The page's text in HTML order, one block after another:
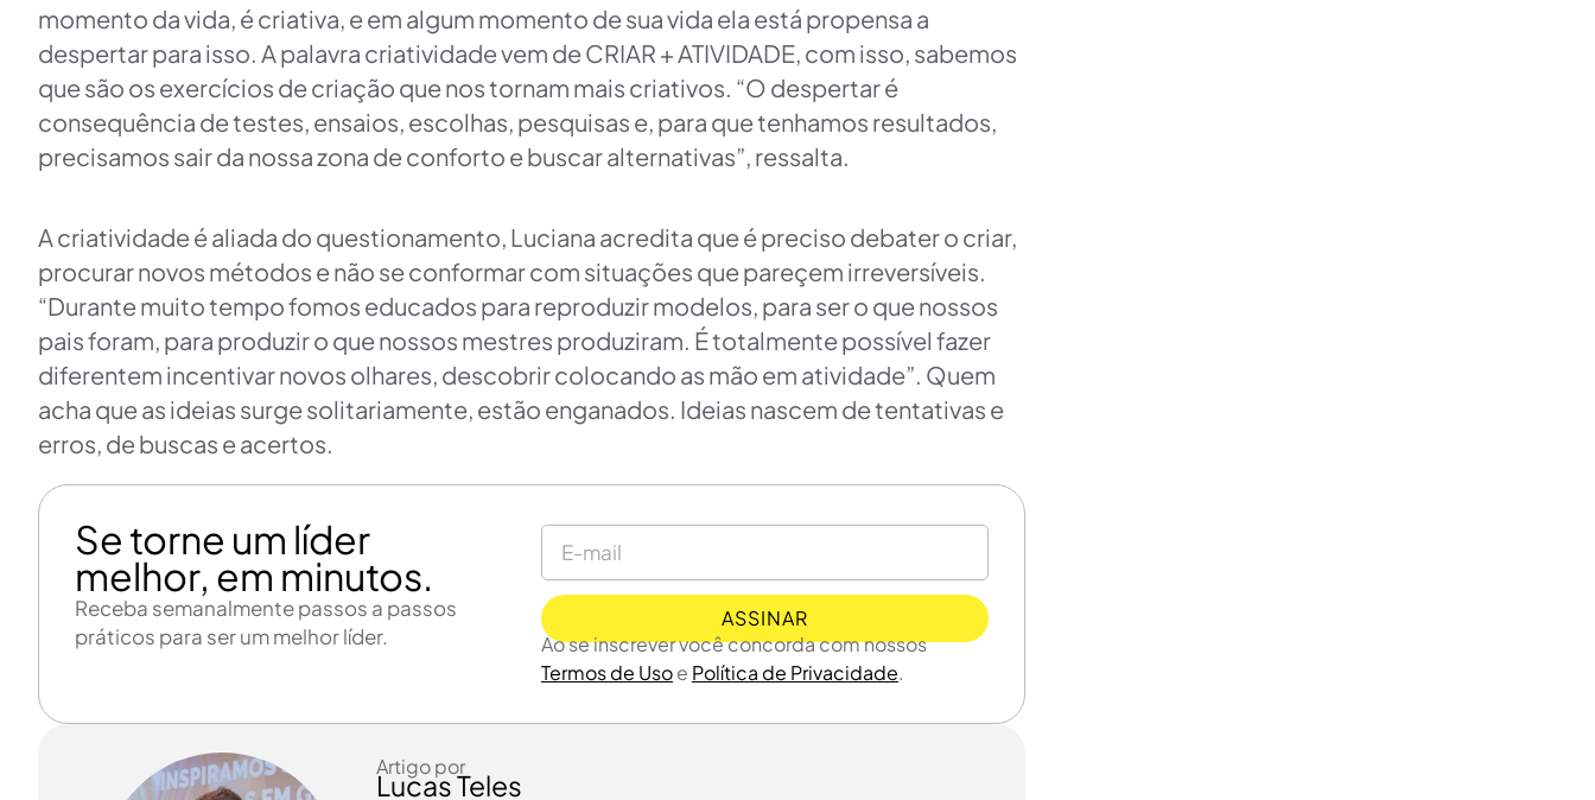
momento da vida, é criativa, e em algum momento de sua vida ela está propensa a
despertar para isso. A palavra criatividade vem de CRIAR + ATIVIDADE, com isso, sabemos
que são os exercícios de criação que nos tornam mais criativos. “O despertar é
consequência de testes, ensaios, escolhas, pesquisas e, para que tenhamos resultados,
precisamos sair da nossa zona de conforto e buscar alternativas”, ressalta.
A criatividade é aliada do questionamento, Luciana acredita que é preciso debater o criar,
procurar novos métodos e não se conformar com situações que pareçem irreversíveis.
“Durante muito tempo fomos educados para reproduzir modelos, para ser o que nossos
pais foram, para produzir o que nossos mestres produziram. É totalmente possível fazer
diferentem incentivar novos olhares, descobrir colocando as mão em atividade”. Quem
acha que as ideias surge solitariamente, estão enganados. Ideias nascem de tentativas e
erros, de buscas e acertos.
Se torne um líder
melhor, em minutos.
Receba semanalmente passos a passos
práticos para ser um melhor líder.
ASSINAR
Ao se inscrever você concorda com nossos
Termos de Usoe Política de Privacidade.
Artigo por
Lucas Teles